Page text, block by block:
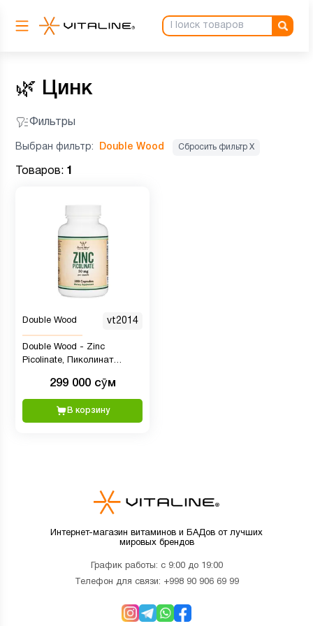
🌿 Цинк
Фильтры
Выбран фильтр: Double Wood Сбросить фильтр Х
Товаров: 1
Double Wood vt2014
Double Wood - Zinc
Picolinate, Пиколинат
299 000 сӯм
В корзину
Интернет-магазин витаминов и БАДов от лучших
мировых брендов
График работы: с 9:00 до 19:00
Телефон для связи: +998 90 906 69 99